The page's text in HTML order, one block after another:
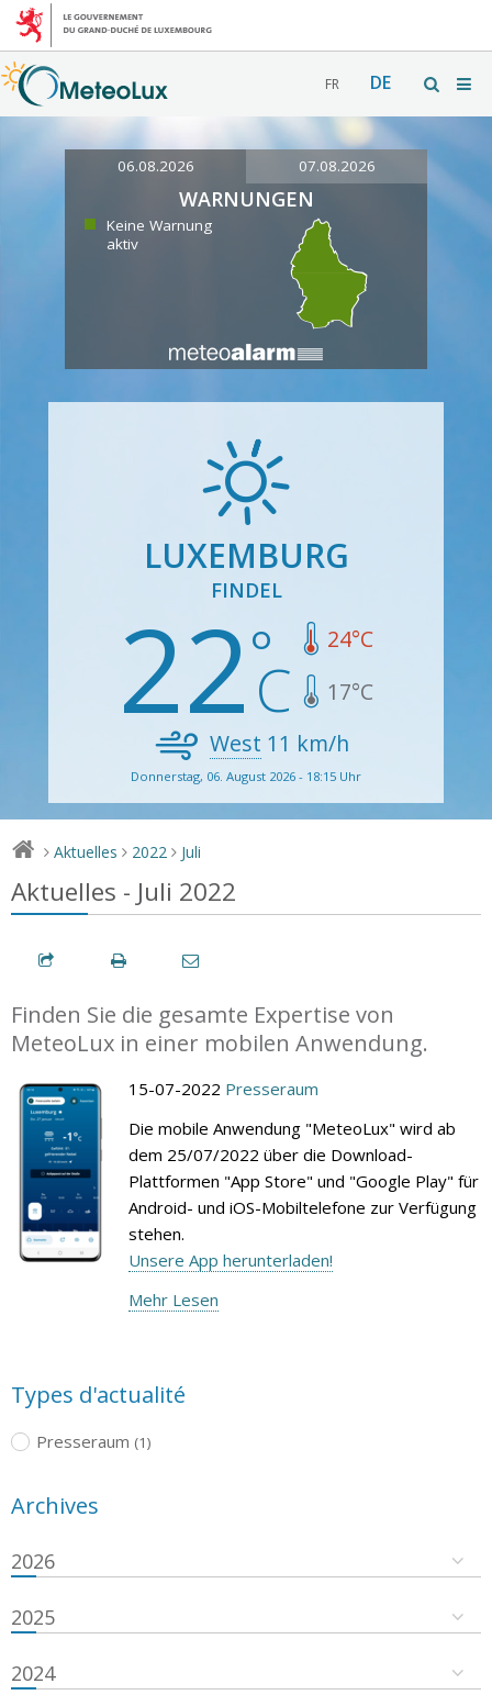
FR DE
06.08.2026 07.08.2026
WARNUNGEN
Keine Warnung
aktiv
LUXEMBURG
FINDEL
22 24°C
17°C
West 11 km/h
Donnerstag, 06. August 2026 - 18:15 Uhr
> Aktuelles > 2022 > Juli
Aktuelles - Juli 2022
Finden Sie die gesamte Expertise von
MeteoLux in einer mobilen Anwendung.
15-07-2022 Presseraum
Die mobile Anwendung "MeteoLux" wird ab
dem 25/07/2022 über die Download-
Plattformen "App Store" und "Google Play" für
Android- und iOS-Mobiltelefone zur Verfügung
stehen.
Unsere App herunterladen!
Mehr Lesen
Types d'actualité
Presseraum (1)
Archives
2026
2025
2024